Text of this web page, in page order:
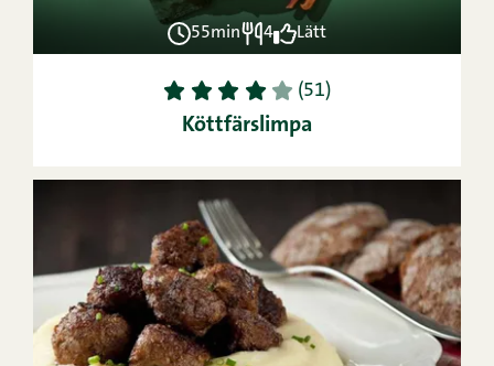
55min 4 Lätt
1 2 3 4 5 (51)
Köttfärslimpa